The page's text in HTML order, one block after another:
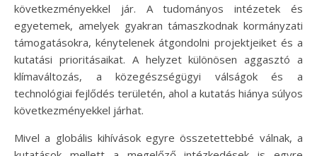
következményekkel jár. A tudományos intézetek és
egyetemek, amelyek gyakran támaszkodnak kormányzati
támogatásokra, kénytelenek átgondolni projektjeiket és a
kutatási prioritásaikat. A helyzet különösen aggasztó a
klímaváltozás, a közegészségügyi válságok és a
technológiai fejlődés területén, ahol a kutatás hiánya súlyos
következményekkel járhat.
Mivel a globális kihívások egyre összetettebbé válnak, a